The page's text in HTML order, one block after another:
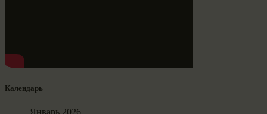
Календарь
Январь 2026